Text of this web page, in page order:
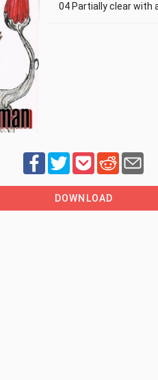
04 Partially clear with
DOWNLOAD